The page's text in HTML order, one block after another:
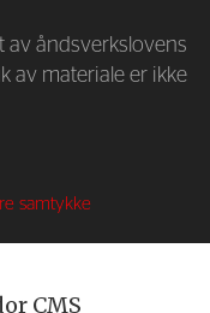
av åndsverkslovens
av materiale er ikke
samtykke
CMS